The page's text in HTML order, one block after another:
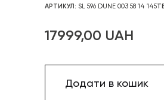
АРТИКУЛ: SL 596 DUNE 003 58 14 145
17999,00 UAH
Додати в кошик